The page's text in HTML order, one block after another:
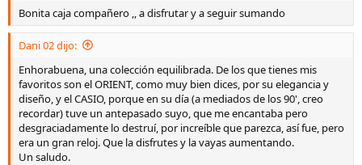
Bonita caja compañero ,, a disfrutar y a seguir sumando
Dani 02 dijo:
Enhorabuena, una colección equilibrada. De los que tienes mis
favoritos son el ORIENT, como muy bien dices, por su elegancia y
diseño, y el CASIO, porque en su día (a mediados de los 90', creo
recordar) tuve un antepasado suyo, que me encantaba pero
desgraciadamente lo destruí, por increíble que parezca, así fue, pero
era un gran reloj. Que la disfrutes y la vayas aumentando.
Un saludo.